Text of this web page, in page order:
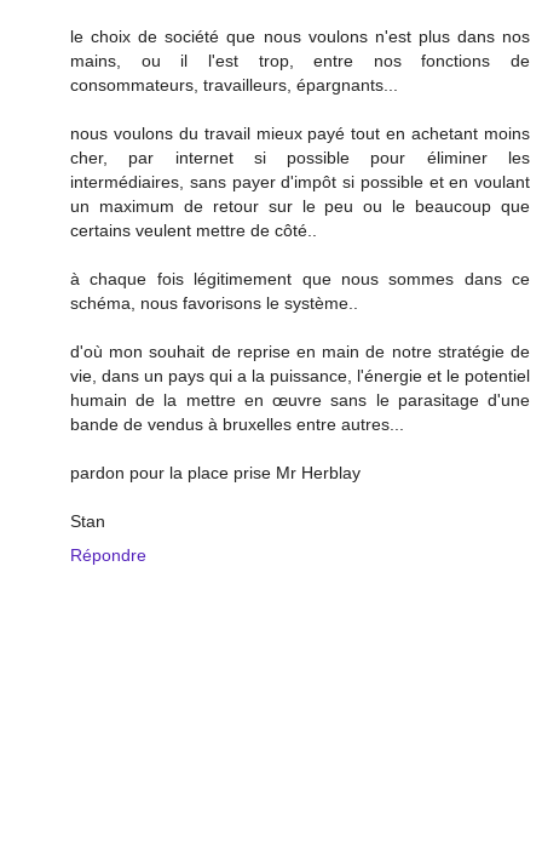
le choix de société que nous voulons n'est plus dans nos
mains, ou il l'est trop, entre nos fonctions de
consommateurs, travailleurs, épargnants...
nous voulons du travail mieux payé tout en achetant moins
cher, par internet si possible pour éliminer les
intermédiaires, sans payer d'impôt si possible et en voulant
un maximum de retour sur le peu ou le beaucoup que
certains veulent mettre de côté..
à chaque fois légitimement que nous sommes dans ce
schéma, nous favorisons le système..
d'où mon souhait de reprise en main de notre stratégie de
vie, dans un pays qui a la puissance, l'énergie et le potentiel
humain de la mettre en œuvre sans le parasitage d'une
bande de vendus à bruxelles entre autres...
pardon pour la place prise Mr Herblay
Stan
Répondre